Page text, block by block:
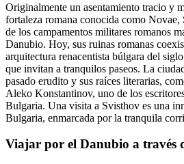
Originalmente un asentamiento tracio y
fortaleza romana conocida como
de los campamentos militares romanos
Danubio. Hoy, sus ruinas romanas
arquitectura renacentista búlgara del
que invitan a tranquilos paseos. La
pasado erudito y sus raíces literarias,
Aleko Konstantinov, uno de los
Bulgaria. Una visita a Svisthov es una
Bulgaria, enmarcada por la tranquila
Viajar por el Danubio a través